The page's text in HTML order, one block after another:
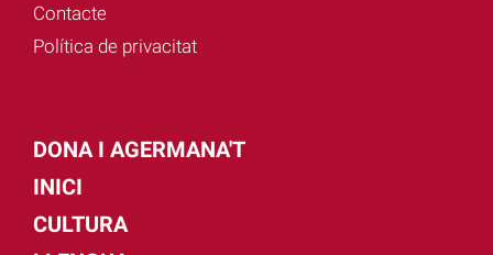
Contacte
Política de privacitat
DONA I AGERMANA'T
INICI
CULTURA